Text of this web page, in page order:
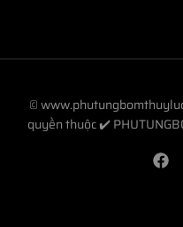
©
quyền thuộc ✔️